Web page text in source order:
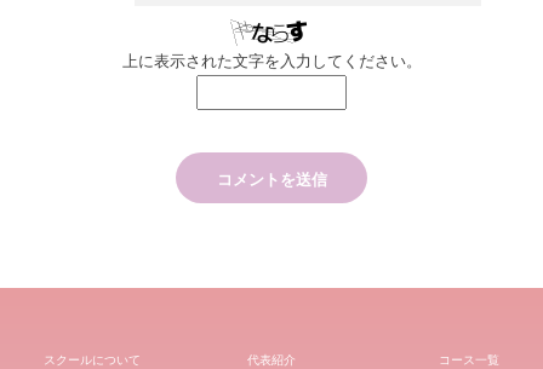
上に表示された文字を入力してください。
スクールについて 代表紹介
コース一覧